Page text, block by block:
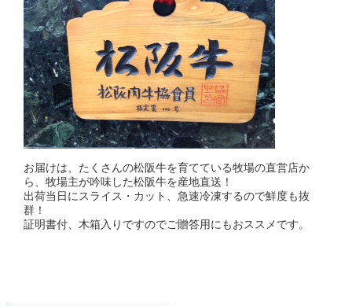
お届けは、たくさんの松阪牛を育てている牧場の直営店か
ら、牧場主が吟味した松阪牛を産地直送！
出荷当日にスライス・カット、急速冷凍するので鮮度も抜
群！
証明書付、木箱入りですのでご贈答用にもおススメです。